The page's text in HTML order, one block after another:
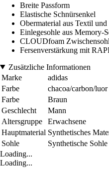
Breite Passform
Elastische Schnürsenkel
Obermaterial aus Textil
Einlegesohle aus Memory-
CLOUDfoam
Fersenverstärkung mit
Zusätzliche Informationen
Marke
adidas
Farbe
chacoa/carbon/luor
Farbe
Braun
Geschlecht
Mann
Altersgruppe
Erwachsene
Hauptmaterial Synthetisches
Sohle
Synthetische
Loading...
Loading...